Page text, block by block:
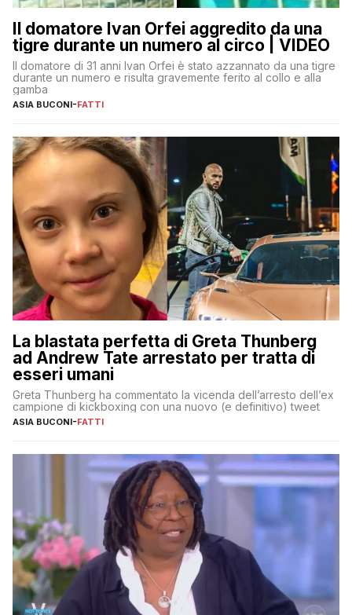
Il domatore Ivan Orfei aggredito da una
tigre durante un numero al circo | VIDEO
Il domatore di 31 anni Ivan Orfei è stato azzannato da una tigre
durante un numero e risulta gravemente ferito al collo e alla
gamba
ASIA BUCONI-FATTI
La blastata perfetta di Greta Thunberg
ad Andrew Tate arrestato per tratta di
esseri umani
Greta Thunberg ha commentato la vicenda dell’arresto dell’ex
campione di kickboxing con una nuovo (e definitivo) tweet
ASIA BUCONI-FATTI